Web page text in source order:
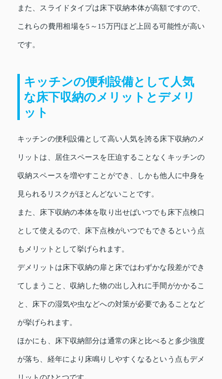
また、スライドタイプは床下収納本体が高額ですので、
これらの費用相場を5～15万円ほど上回る可能性が高い
です。
キッチンの便利設備として人気
な床下収納のメリットとデメリ
ット
キッチンの便利設備として高い人気を誇る床下収納のメ
リットは、居住スペースを圧迫することなくキッチンの
収納スペースを増やすことができ、しかも他人に中身を
見られるリスクがほとんどないことです。
また、床下収納の本体を取り出せばいつでも床下点検口
として使えるので、床下点検がいつでもできるという点
もメリットとして挙げられます。
デメリットは床下収納の扉と床ではわずかな段差ができ
てしまうこと、収納した物の出し入れに手間がかかるこ
と、床下の湿気や虫などへの対策が必要であることなど
が挙げられます。
ほかにも、床下収納部分は通常の床と比べると多少強度
が落ち、経年により床鳴りしやすくなるという点もデメ